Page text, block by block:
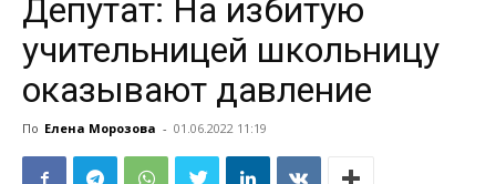
Депутат: На избитую
учительницей школьницу
оказывают давление
По Елена Морозова - 01.06.2022 11:19